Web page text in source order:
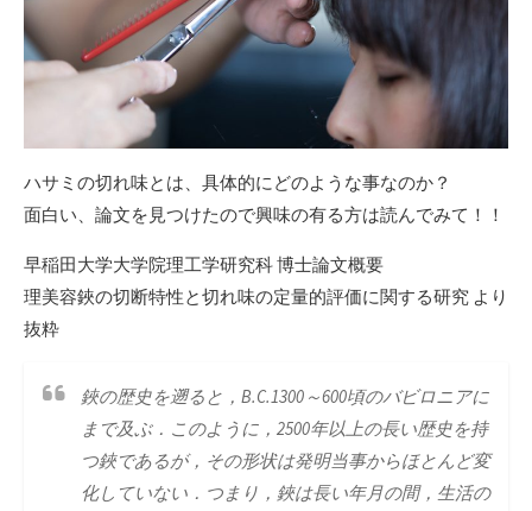
ハサミの切れ味とは、具体的にどのような事なのか？
面白い、論文を見つけたので興味の有る方は読んでみて！！
早稲田大学大学院理工学研究科 博士論文概要
理美容鋏の切断特性と切れ味の定量的評価に関する研究 より
抜粋
鋏の歴史を遡ると，B.C.1300～600頃のバビロニアに
まで及ぶ．このように，2500年以上の長い歴史を持
つ鋏であるが，その形状は発明当事からほとんど変
化していない．つまり，鋏は長い年月の間，生活の